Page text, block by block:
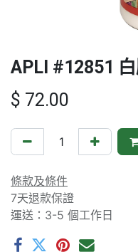
APLI #12851
$ 72.00
條款及條件
7天退款保證
運送：3-5 個工作日